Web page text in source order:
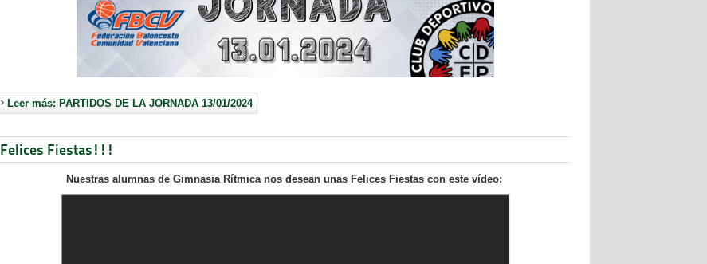
Leer más: PARTIDOS DE LA JORNADA 13/01/2024
Felices Fiestas!!!
Nuestras alumnas de Gimnasia Rítmica nos desean unas Felices Fiestas con este vídeo: